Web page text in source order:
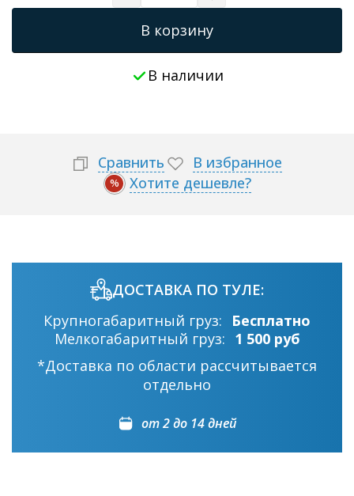
В корзину
В наличии
Сравнить В избранное
% Хотите дешевле?
ДОСТАВКА ПО ТУЛЕ:
Крупногабаритный груз:
Бесплатно
Мелкогабаритный груз: 1 500 руб
*Доставка по области рассчитывается
отдельно
от 2 до 14 дней